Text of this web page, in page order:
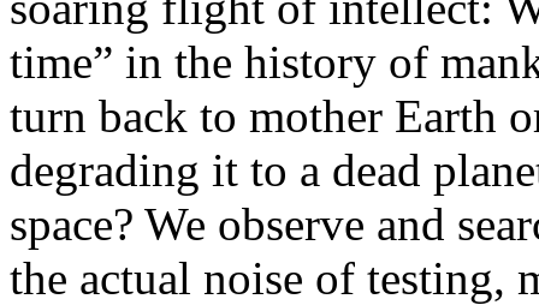
time” in the history of
turn back to mother Earth
degrading it to a dead
space? We observe and
the actual noise of testing,